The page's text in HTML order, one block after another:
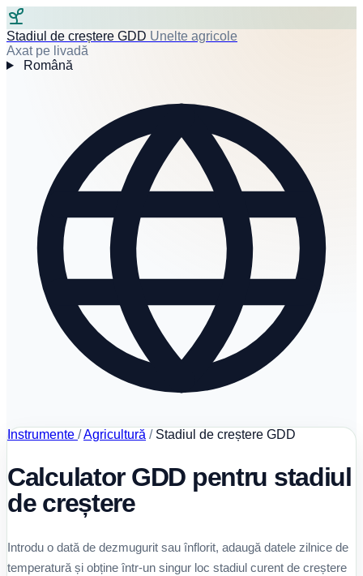
Stadiul de creștere GDD Unelte agricole
Axat pe livadă
Română
Instrumente /Agricultură / Stadiul de creștere GDD
Calculator GDD pentru stadiul
de creștere
Introdu o dată de dezmugurit sau înflorit, adaugă datele zilnice de
temperatură și obține într-un singur loc stadiul curent de creștere